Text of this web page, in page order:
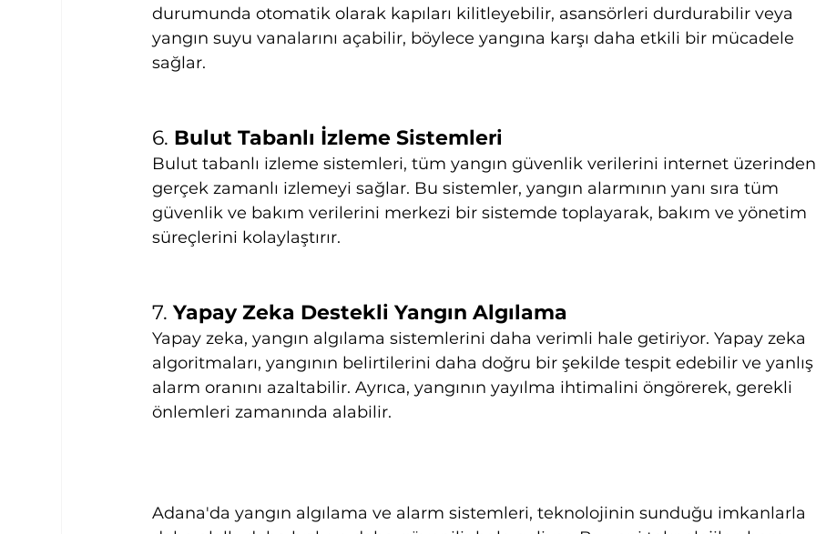
durumunda otomatik olarak kapıları kilitleyebilir, asansörleri durdurabilir veya
yangın suyu vanalarını açabilir, böylece yangına karşı daha etkili bir mücadele
sağlar.
6. Bulut Tabanlı İzleme Sistemleri
Bulut tabanlı izleme sistemleri, tüm yangın güvenlik verilerini internet üzerinden
gerçek zamanlı izlemeyi sağlar. Bu sistemler, yangın alarmının yanı sıra tüm
güvenlik ve bakım verilerini merkezi bir sistemde toplayarak, bakım ve yönetim
süreçlerini kolaylaştırır.
7. Yapay Zeka Destekli Yangın Algılama
Yapay zeka, yangın algılama sistemlerini daha verimli hale getiriyor. Yapay zeka
algoritmaları, yangının belirtilerini daha doğru bir şekilde tespit edebilir ve yanlış
alarm oranını azaltabilir. Ayrıca, yangının yayılma ihtimalini öngörerek, gerekli
önlemleri zamanında alabilir.
Adana'da yangın algılama ve alarm sistemleri, teknolojinin sunduğu imkanlarla